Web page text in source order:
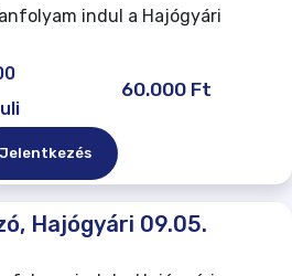
indul a Hajógyári
60.000 Ft
Jelentkezés
Hajógyári 09.05.